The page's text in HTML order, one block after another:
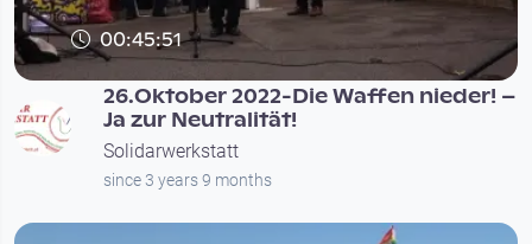
00:45:51
26.Oktober 2022-Die Waffen nieder! –
Ja zur Neutralität!
Solidarwerkstatt
since 3 years 9 months